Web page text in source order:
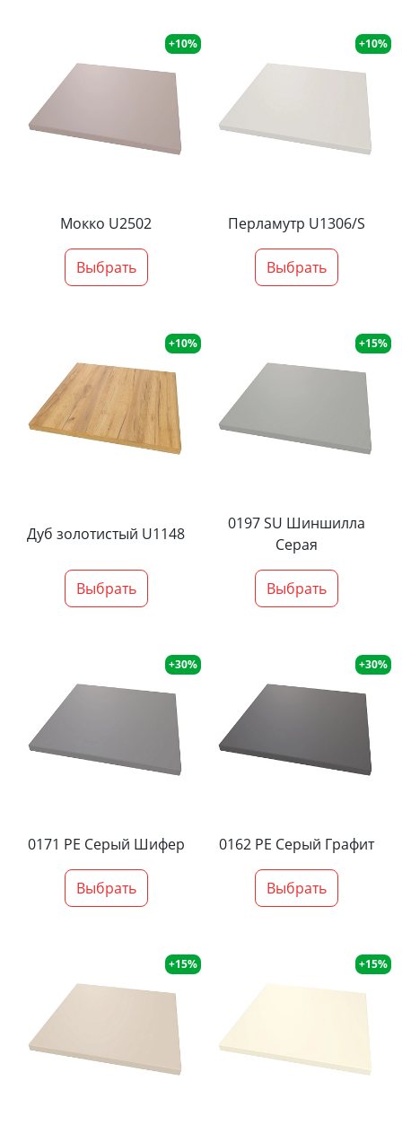
+10%
Мокко U2502
Выбрать
+10%
Перламутр U1306/S
Выбрать
+10%
Дуб золотистый U1148
Выбрать
+15%
0197 SU Шиншилла
Серая
Выбрать
+30%
0171 PE Серый Шифер
Выбрать
+30%
0162 PE Серый Графит
Выбрать
+15% +15%